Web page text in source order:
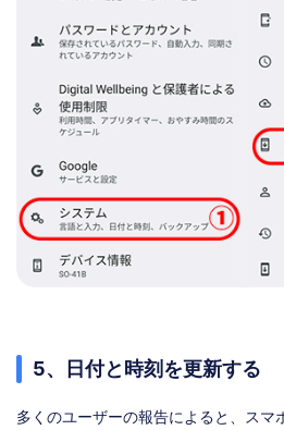
5、日付と時刻を更新する
多くのユーザーの報告によると、スマ